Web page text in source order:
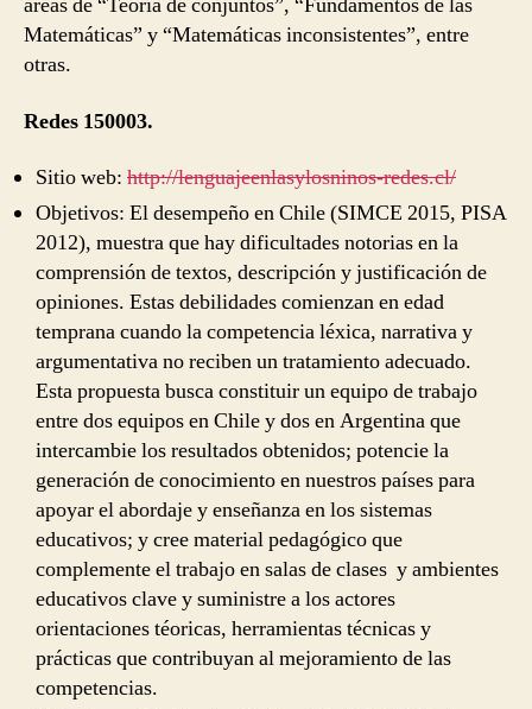
áreas de “Teoría de conjuntos”, “Fundamentos de las
Matemáticas” y “Matemáticas inconsistentes”, entre
otras.
Redes 150003.
Sitio web: http://lenguajeenlasylosninos-redes.cl/
Objetivos: El desempeño en Chile (SIMCE 2015, PISA
2012), muestra que hay dificultades notorias en la
comprensión de textos, descripción y justificación de
opiniones. Estas debilidades comienzan en edad
temprana cuando la competencia léxica, narrativa y
argumentativa no reciben un tratamiento adecuado.
Esta propuesta busca constituir un equipo de trabajo
entre dos equipos en Chile y dos en Argentina que
intercambie los resultados obtenidos; potencie la
generación de conocimiento en nuestros países para
apoyar el abordaje y enseñanza en los sistemas
educativos; y cree material pedagógico que
complemente el trabajo en salas de clases y ambientes
educativos clave y suministre a los actores
orientaciones téoricas, herramientas técnicas y
prácticas que contribuyan al mejoramiento de las
competencias.